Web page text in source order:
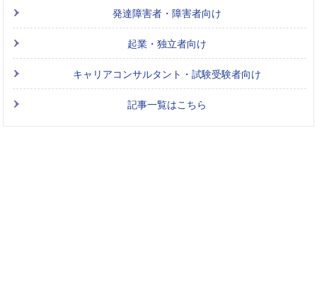
発達障害者・障害者向け
起業・独立者向け
キャリアコンサルタント・試験受験者向け
記事一覧はこちら